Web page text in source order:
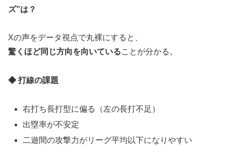
ズ”は？
Xの声をデータ視点で丸裸にすると、
驚くほど同じ方向を向いていることが分かる。
◆ 打線の課題
右打ち長打型に偏る（左の長打不足）
出塁率が不安定
二遊間の攻撃力がリーグ平均以下になりやすい